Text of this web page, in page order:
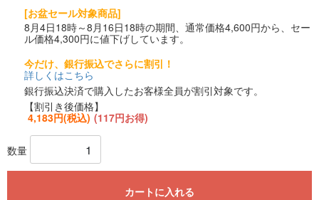
[お盆セール対象商品]
8月4日18時～8月16日18時の期間、通常価格4,600円から、セー
ル価格4,300円に値下げしています。
今だけ、銀行振込でさらに割引！
詳しくはこちら
銀行振込決済で購入したお客様全員が割引対象です。
【割引き後価格】
4,183円(税込) (117円お得)
数量
カートに入れる